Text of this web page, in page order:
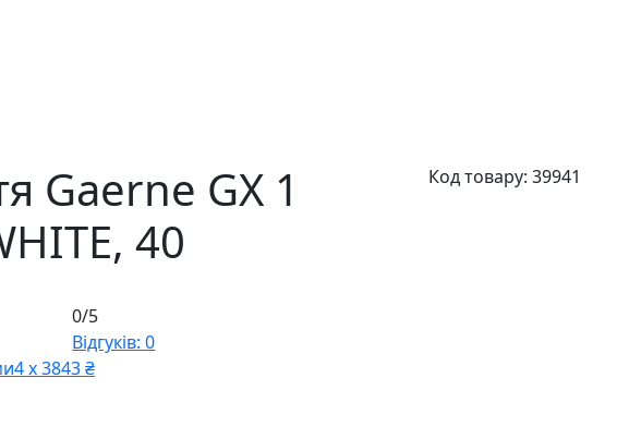
Gaerne GX 1
40
Код товару: 39941
0/5
Відгуків: 0
4 х 3843 ₴